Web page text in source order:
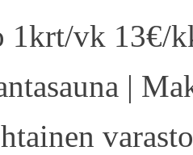
1krt/vk 13€/
|